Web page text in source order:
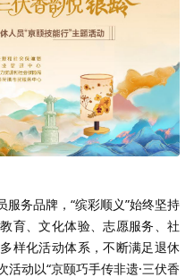
务品牌，“缤彩顺义”始终坚持
育、文化体验、志愿服务、社
样化活动体系，不断满足退休
动以“京颐巧手传非遗·三伏香